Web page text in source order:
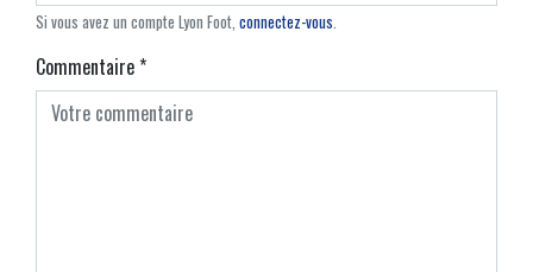
Si vous avez un compte Lyon Foot, connectez-vous.
Commentaire*